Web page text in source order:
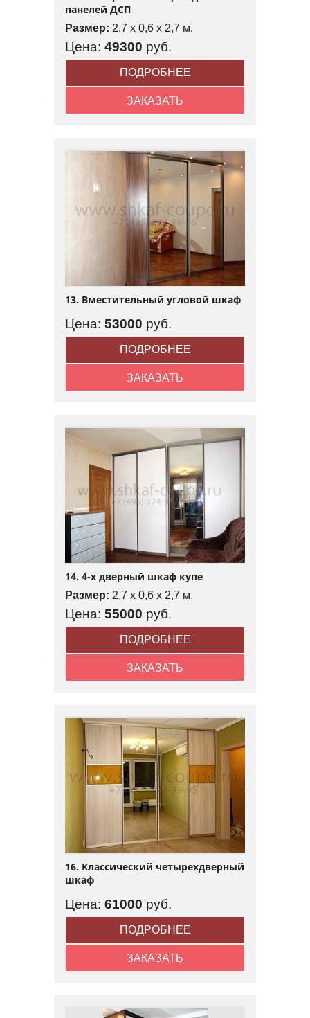
панелей ДСП
Размер: 2,7 x 0,6 x 2,7 м.
Цена: 49300 руб.
ПОДРОБНЕЕ
ЗАКАЗАТЬ
13. Вместительный угловой шкаф
Цена: 53000 руб.
ПОДРОБНЕЕ
ЗАКАЗАТЬ
14. 4-х дверный шкаф купе
Размер: 2,7 x 0,6 x 2,7 м.
Цена: 55000 руб.
ПОДРОБНЕЕ
ЗАКАЗАТЬ
16. Классический четырехдверный
шкаф
Цена: 61000 руб.
ПОДРОБНЕЕ
ЗАКАЗАТЬ